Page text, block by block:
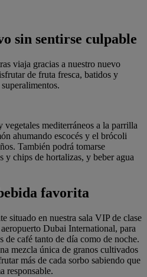
sin sentirse culpable
viaja gracias a nuestro nuevo
de fruta fresca, batidos y
vegetales mediterráneos a la parrilla
ahumando escocés y el brócoli
También podrá tomarse
y chips de hortalizas, y beber agua
favorita
situado en nuestra sala VIP de clase
Dubai International, para
de café tanto de día como de noche.
mezcla única de granos cultivados
más de cada sorbo sabiendo que
responsable.